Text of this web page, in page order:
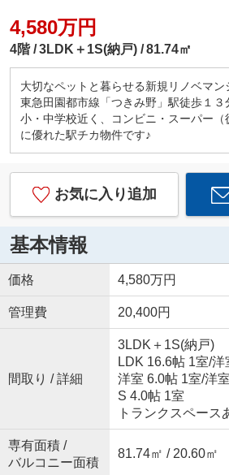
4,580万円
4階 3LDK＋1S(納戸) 81.74㎡
大切なペットと暮らせる新規リノベマン
東急田園都市線「つきみ野」駅徒歩１
小・中学校近く、コンビニ・スーパー
に優れた駅チカ物件です♪
お気に入り追加
基本情報
価格 4,580万円
管理費 20,400円
間取り / 詳細
3LDK＋1S(納戸)
LDK 16.6帖 1室/洋
洋室 6.0帖 1室/洋
S 4.0帖 1室
トランクスペース
専有面積 /
バルコニー面積
81.74㎡ / 20.60㎡